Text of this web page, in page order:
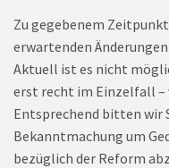
Zu gegebenem
erwartenden
Aktuell ist es nicht
erst recht im Einzelfall –
Entsprechend bitten wir
Bekanntmachung um
bezüglich der Reform